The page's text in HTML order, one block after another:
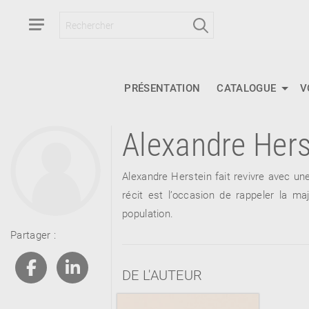
À PARAÎTRE
AVIS
A LA UNE
PRÉSENTATION CATALOGUE
Partager :
Alexandre
Alexandre Herstein fait revivre avec
récit est l’occasion de rappeler la
population.
DE L'AUTEUR